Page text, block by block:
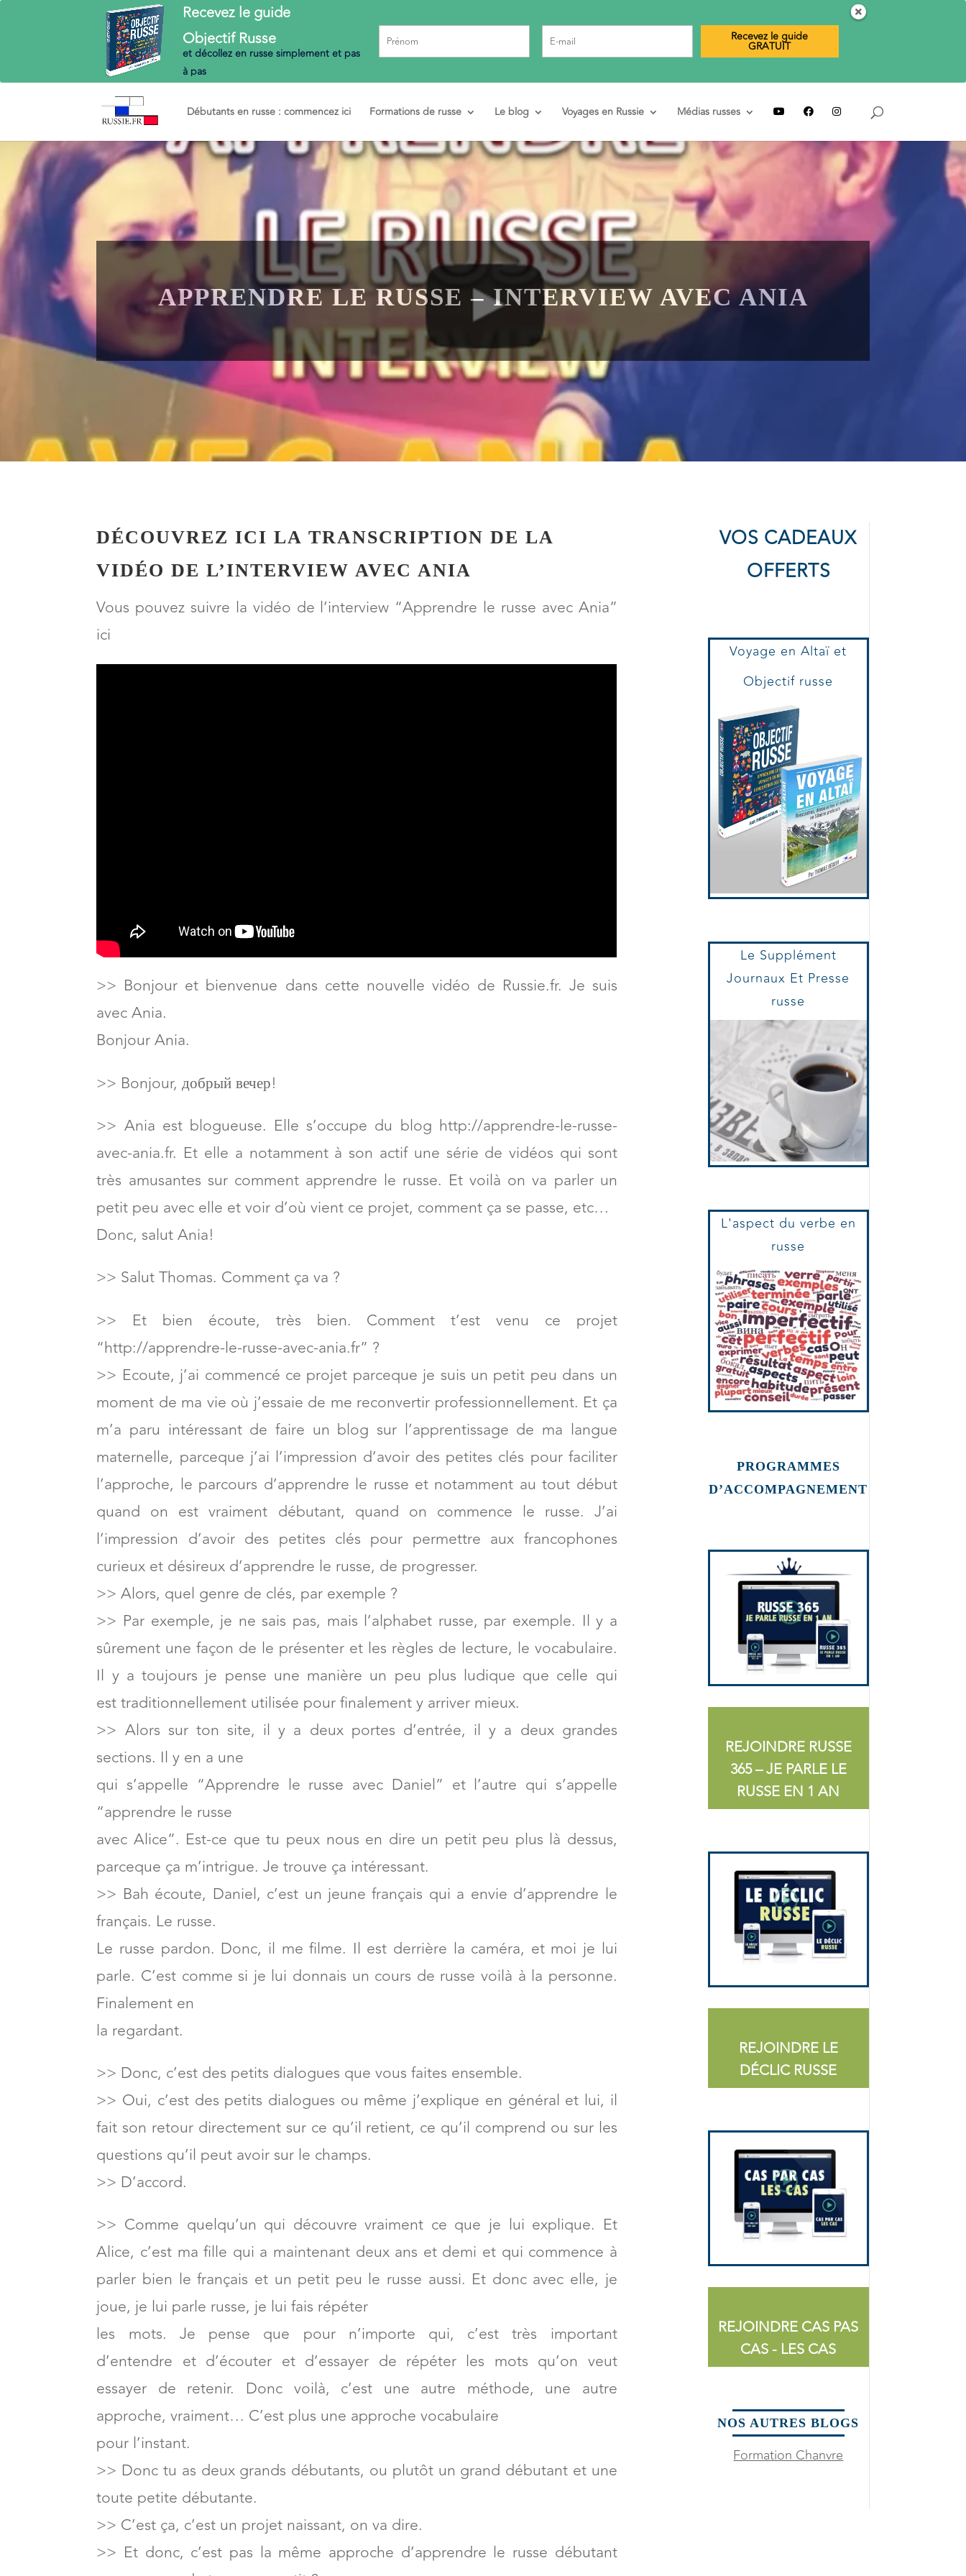
Débutants en russe : commencez ici Formations de russe Le blog Voyages en Russie Médias russes
APPRENDRE LE RUSSE – INTERVIEW AVEC ANIA
DÉCOUVREZ ICI LA TRANSCRIPTION DE LA
VIDÉO DE L’INTERVIEW AVEC ANIA
Vous pouvez suivre la vidéo de l’interview “Apprendre le russe avec Ania”
ici
>> Bonjour et bienvenue dans cette nouvelle vidéo de Russie.fr. Je suis
avec Ania.
Bonjour Ania.
>> Bonjour, добрый вечер!
>> Ania est blogueuse. Elle s’occupe du blog http://apprendre-le-russe-
avec-ania.fr. Et elle a notamment à son actif une série de vidéos qui sont
très amusantes sur comment apprendre le russe. Et voilà on va parler un
petit peu avec elle et voir d’où vient ce projet, comment ça se passe, etc…
Donc, salut Ania!
>> Salut Thomas. Comment ça va ?
>> Et bien écoute, très bien. Comment t’est venu ce projet
“http://apprendre-le-russe-avec-ania.fr” ?
>> Ecoute, j’ai commencé ce projet parceque je suis un petit peu dans un
moment de ma vie où j’essaie de me reconvertir professionnellement. Et ça
m’a paru intéressant de faire un blog sur l’apprentissage de ma langue
maternelle, parceque j’ai l’impression d’avoir des petites clés pour faciliter
l’approche, le parcours d’apprendre le russe et notamment au tout début
quand on est vraiment débutant, quand on commence le russe. J’ai
l’impression d’avoir des petites clés pour permettre aux francophones
curieux et désireux d’apprendre le russe, de progresser.
>> Alors, quel genre de clés, par exemple ?
>> Par exemple, je ne sais pas, mais l’alphabet russe, par exemple. Il y a
sûrement une façon de le présenter et les règles de lecture, le vocabulaire.
Il y a toujours je pense une manière un peu plus ludique que celle qui
est traditionnellement utilisée pour finalement y arriver mieux.
>> Alors sur ton site, il y a deux portes d’entrée, il y a deux grandes
sections. Il y en a une
qui s’appelle “Apprendre le russe avec Daniel” et l’autre qui s’appelle
“apprendre le russe
avec Alice”. Est-ce que tu peux nous en dire un petit peu plus là dessus,
parceque ça m’intrigue. Je trouve ça intéressant.
>> Bah écoute, Daniel, c’est un jeune français qui a envie d’apprendre le
français. Le russe.
Le russe pardon. Donc, il me filme. Il est derrière la caméra, et moi je lui
parle. C’est comme si je lui donnais un cours de russe voilà à la personne.
Finalement en
la regardant.
>> Donc, c’est des petits dialogues que vous faites ensemble.
>> Oui, c’est des petits dialogues ou même j’explique en général et lui, il
fait son retour directement sur ce qu’il retient, ce qu’il comprend ou sur les
questions qu’il peut avoir sur le champs.
>> D’accord.
>> Comme quelqu’un qui découvre vraiment ce que je lui explique. Et
Alice, c’est ma fille qui a maintenant deux ans et demi et qui commence à
parler bien le français et un petit peu le russe aussi. Et donc avec elle, je
joue, je lui parle russe, je lui fais répéter
les mots. Je pense que pour n’importe qui, c’est très important
d’entendre et d’écouter et d’essayer de répéter les mots qu’on veut
essayer de retenir. Donc voilà, c’est une autre méthode, une autre
approche, vraiment… C’est plus une approche vocabulaire
pour l’instant.
>> Donc tu as deux grands débutants, ou plutôt un grand débutant et une
toute petite débutante.
>> C’est ça, c’est un projet naissant, on va dire.
>> Et donc, c’est pas la même approche d’apprendre le russe débutant
VOS CADEAUX
OFFERTS
Voyage en Altaï et
Objectif russe
Le Supplément
Journaux Et Presse
russe
L'aspect du verbe en
russe
PROGRAMMES
D’ACCOMPAGNEMENT
REJOINDRE RUSSE
365 – JE PARLE LE
RUSSE EN 1 AN
REJOINDRE LE
DÉCLIC RUSSE
REJOINDRE CAS PAS
CAS - LES CAS
NOS AUTRES BLOGS
Formation Chanvre
Recevez le guide
ObjectifRusse
et décollez en russesimplement et pas
à pas
Recevez le guide
GRATUIT